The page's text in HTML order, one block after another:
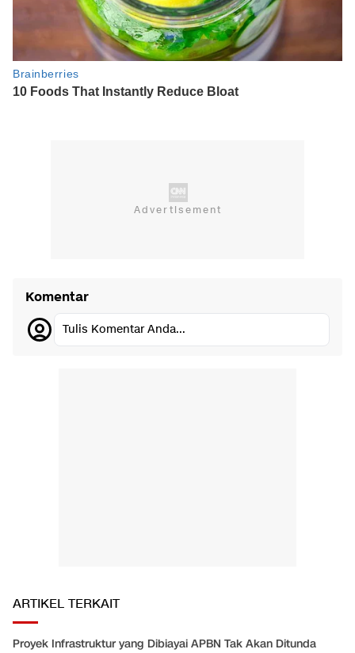
Komentar
Tulis Komentar Anda...
ARTIKEL TERKAIT
Proyek Infrastruktur yang Dibiayai APBN Tak Akan Ditunda